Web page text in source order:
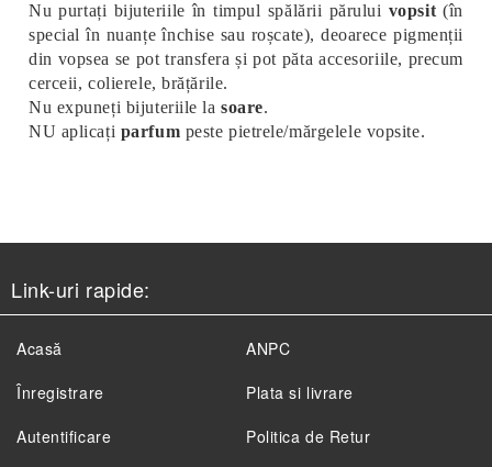
Nu purtați bijuteriile în timpul spălării părului vopsit(în
special în nuanțe închise sau roșcate), deoarece pigmenții
din vopsea se pot transfera și pot păta accesoriile, precum
cerceii, colierele, brățările.
Nu expuneți bijuteriile lasoare.
NU aplicați parfum peste pietrele/mărgelele vopsite.
Link-uri rapide:
Acasă
Înregistrare
Autentificare
ANPC
Plata si livrare
Politica de Retur